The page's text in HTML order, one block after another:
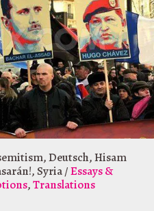
,Deutsch,Hisam
,Syria/Essays &
,Translations